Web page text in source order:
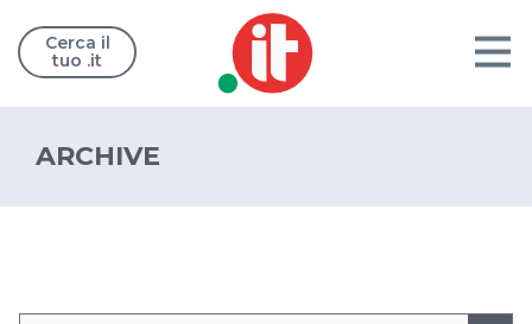
Cerca il
tuo .it
ARCHIVE